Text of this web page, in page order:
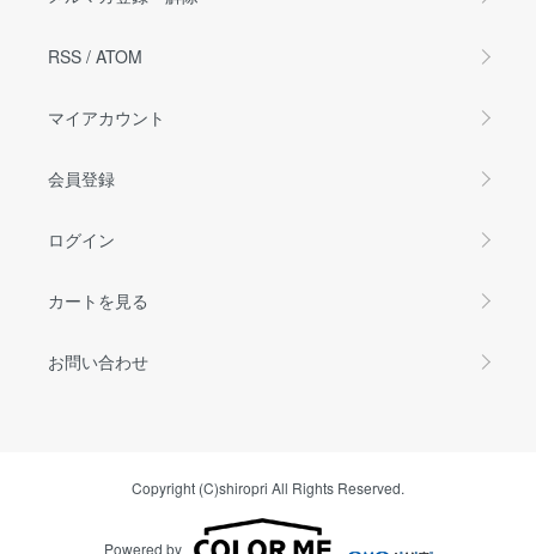
RSS / ATOM
マイアカウント
会員登録
ログイン
カートを見る
お問い合わせ
Copyright (C)shiropri All Rights Reserved.
Powered by